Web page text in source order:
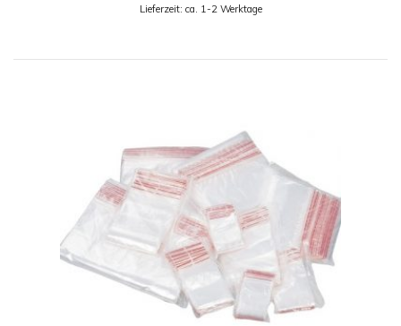
Lieferzeit: ca. 1-2 Werktage